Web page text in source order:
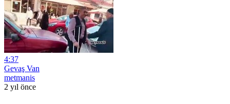
4:37
Gevaş Van
metmanis
2 yıl önce